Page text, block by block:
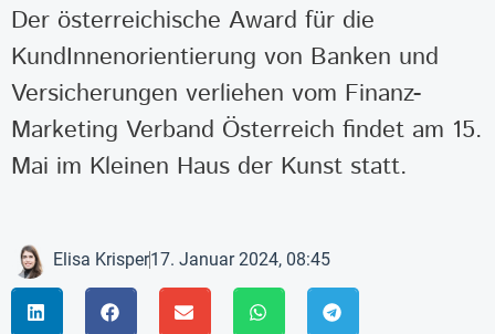
Der österreichische Award für die
KundInnenorientierung von Banken und
Versicherungen verliehen vom Finanz-
Marketing Verband Österreich findet am 15.
Mai im Kleinen Haus der Kunst statt.
Elisa Krisper17. Januar 2024, 08:45